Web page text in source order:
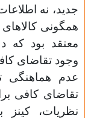
جدید، نه
همگونی
معتقد بود که
وجود تقاضای
عدم هماهنگی
تقاضای کافی
نظریات، کینز